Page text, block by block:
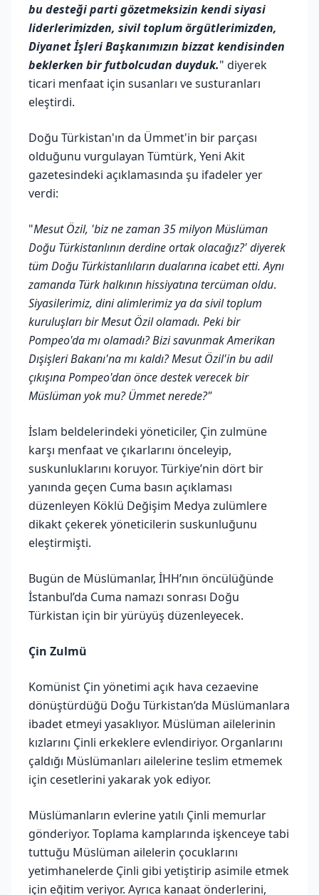
bu desteği parti gözetmeksizin kendi siyasi
liderlerimizden, sivil toplum örgütlerimizden,
Diyanet İşleri Başkanımızın bizzat kendisinden
beklerken bir futbolcudan duyduk." diyerek
ticari menfaat için susanları ve susturanları
eleştirdi.
Doğu Türkistan'ın da Ümmet'in bir parçası
olduğunu vurgulayan Tümtürk, Yeni Akit
gazetesindeki açıklamasında şu ifadeler yer
verdi:
"Mesut Özil, 'biz ne zaman 35 milyon Müslüman
Doğu Türkistanlının derdine ortak olacağız?' diyerek
tüm Doğu Türkistanlıların dualarına icabet etti. Aynı
zamanda Türk halkının hissiyatına tercüman oldu.
Siyasilerimiz, dini alimlerimiz ya da sivil toplum
kuruluşları bir Mesut Özil olamadı. Peki bir
Pompeo'da mı olamadı? Bizi savunmak Amerikan
Dışişleri Bakanı'na mı kaldı? Mesut Özil'in bu adil
çıkışına Pompeo'dan önce destek verecek bir
Müslüman yok mu? Ümmet nerede?"
İslam beldelerindeki yöneticiler, Çin zulmüne
karşı menfaat ve çıkarlarını önceleyip,
suskunluklarını koruyor. Türkiye’nin dört bir
yanında geçen Cuma basın açıklaması
düzenleyen Köklü Değişim Medya zulümlere
dikakt çekerek yöneticilerin suskunluğunu
eleştirmişti.
Bugün de Müslümanlar, İHH’nın öncülüğünde
İstanbul’da Cuma namazı sonrası Doğu
Türkistan için bir yürüyüş düzenleyecek.
Çin Zulmü
Komünist Çin yönetimi açık hava cezaevine
dönüştürdüğü Doğu Türkistan’da Müslümanlara
ibadet etmeyi yasaklıyor. Müslüman ailelerinin
kızlarını Çinli erkeklere evlendiriyor. Organlarını
çaldığı Müslümanları ailelerine teslim etmemek
için cesetlerini yakarak yok ediyor.
Müslümanların evlerine yatılı Çinli memurlar
gönderiyor. Toplama kamplarında işkenceye tabi
tuttuğu Müslüman ailelerin çocuklarını
yetimhanelerde Çinli gibi yetiştirip asimile etmek
için eğitim veriyor. Ayrıca kanaat önderlerini,